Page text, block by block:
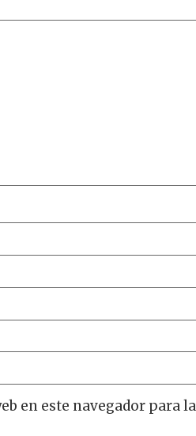
en este navegador para